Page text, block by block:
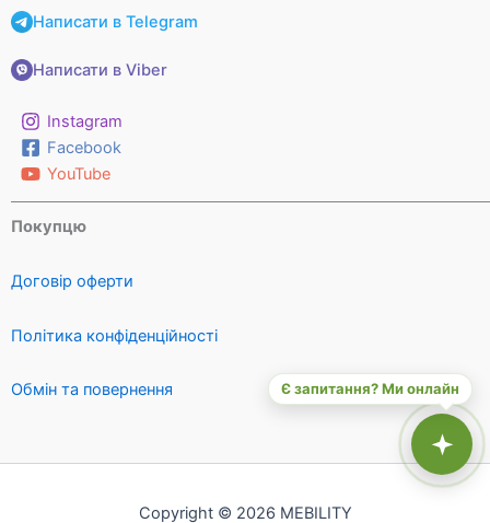
Написати в Telegram
Написати в Viber
Instagram
Facebook
YouTube
Покупцю
Договір оферти
Політика конфіденційності
Обмін та повернення
Copyright © 2026 MEBILITY
Є запитання? Ми онлайн